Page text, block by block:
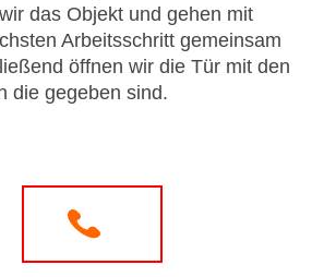
das Objekt und gehen mit
Arbeitsschritt gemeinsam
öffnen wir die Tür mit den
die gegeben sind.